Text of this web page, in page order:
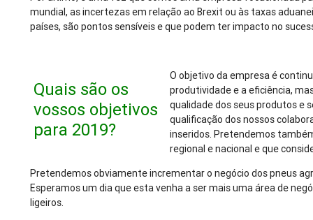
mundial, as incertezas em relação ao Brexit ou às taxas
países, são pontos sensíveis e que podem ter impacto no
Quais são os
vossos objetivos
para 2019?
O objetivo da empresa é
produtividade e a eficiência,
qualidade dos seus produtos e
qualificação dos nossos
inseridos. Pretendemos
regional e nacional e que
Pretendemos obviamente incrementar o negócio dos pneus
Esperamos um dia que esta venha a ser mais uma área de
ligeiros.